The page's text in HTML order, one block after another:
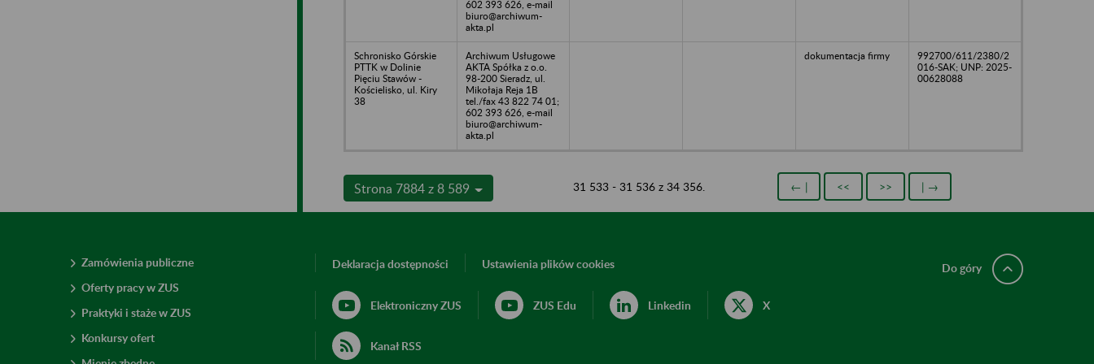
602 393 626, e-mail
biuro@archiwum-
akta.pl
Schronisko Górskie
PTTK w Dolinie
Pięciu Stawów -
Kościelisko, ul. Kiry
38
Archiwum Usługowe
AKTA Spółka z o.o.
98-200 Sieradz, ul.
Mikołaja Reja 1B
tel./fax 43 822 74 01;
602 393 626, e-mail
biuro@archiwum-
akta.pl
dokumentacja firmy
992700/611/2380/2
016-SAK; UNP: 2025-
00628088
Strona 7884 z 8 589 31 533 - 31 536 z 34 356. ← | << >> | →
Zamówienia publiczne
Oferty pracy w ZUS
Praktyki i staże w ZUS
Konkursy ofert
Deklaracja dostępności Ustawienia plików cookies
Elektroniczny ZUS ZUS Edu Linkedin X
Kanał RSS
Do góry